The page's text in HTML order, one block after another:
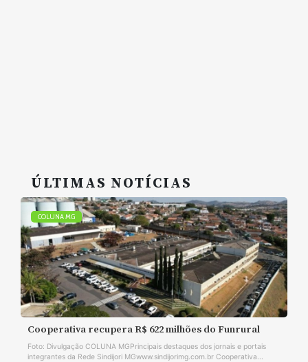
ÚLTIMAS NOTÍCIAS
COLUNA MG
Cooperativa recupera R$ 622 milhões do Funrural
Foto: Divulgação COLUNA MGPrincipais destaques dos jornais e portais
integrantes da Rede Sindijori MGwww.sindijorimg.com.br Cooperativa...